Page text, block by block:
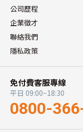
公司歷程
企業徵才
聯絡我們
隱私政策
免付費客服專線
平日 09:00~18:30
0800-